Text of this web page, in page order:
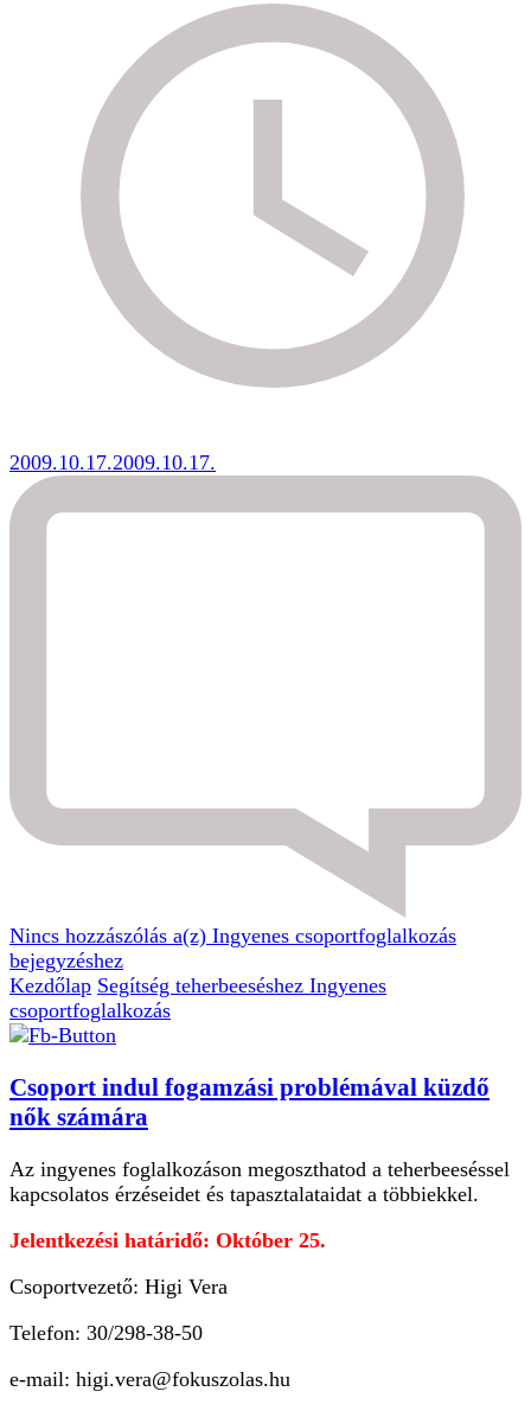
2009.10.17.2009.10.17.
Nincs hozzászólás a(z) Ingyenes csoportfoglalkozás
bejegyzéshez
Kezdőlap Segítség teherbeeséshez Ingyenes
csoportfoglalkozás
Csoport indul fogamzási problémával küzdő
nők számára
Az ingyenes foglalkozáson megoszthatod a teherbeeséssel
kapcsolatos érzéseidet és tapasztalataidat a többiekkel.
Jelentkezési határidő: Október 25.
Csoportvezető: Higi Vera
Telefon: 30/298-38-50
e-mail: higi.vera@fokuszolas.hu